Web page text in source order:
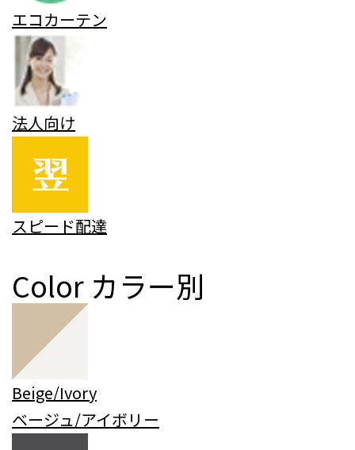
エコカーテン
法人向け
スピード配達
Color カラー別
Beige/Ivory
ベージュ/アイボリー